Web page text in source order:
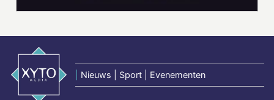
Nieuws | Sport | Evenementen